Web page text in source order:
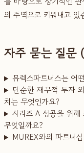
의 주역으로 키워내고 있
자주 묻는 질문
뮤렉스파트너스는 어
단순한 재무적 투자
치는 무엇인가요?
시리즈 A 성공을 위
무엇일까요?
MUREX와의 파트너